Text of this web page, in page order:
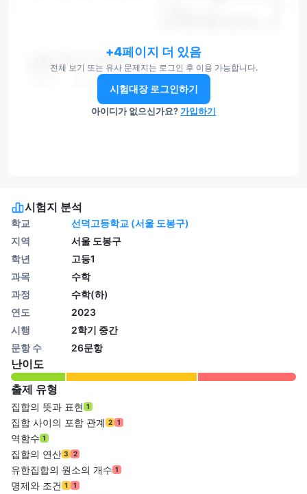
+4페이지 더 있음
전체 보기 또는 유사 문제지는 로그인 후 이용 가능합니다.
시험대장 로그인하기
아이디가 없으신가요?가입하기
시험지 분석
학교
선덕고등학교 (서울 도봉구)
지역
서울 도봉구
학년
고등1
과목
수학
과정
수학(하)
연도
2023
시행
2학기 중간
문항 수
26문항
난이도
출제 유형
집합의 뜻과 표현 1
집합 사이의 포함 관계 2 1
역함수 1
집합의 연산 3 2
유한집합의 원소의 개수 1
명제와 조건 1 1